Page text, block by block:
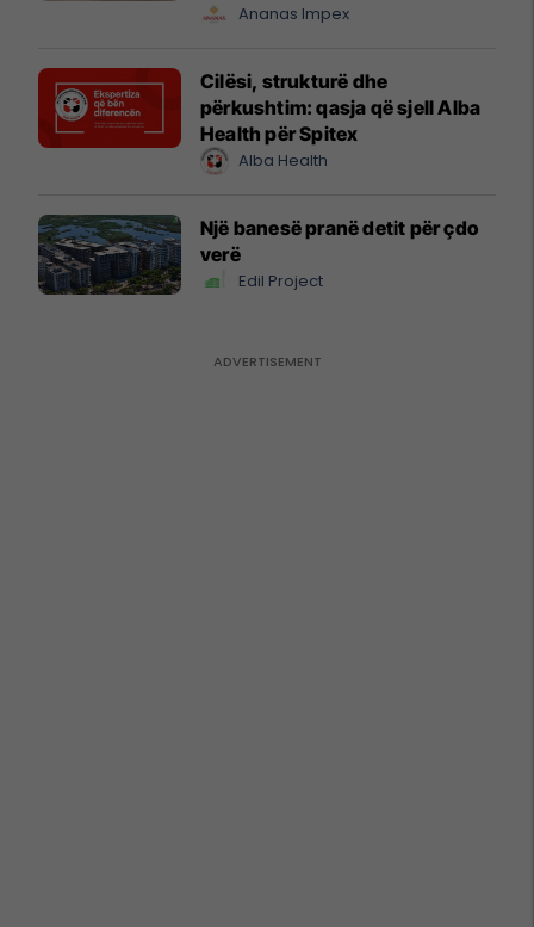
Ananas Impex
Cilësi, strukturë dhe
përkushtim: qasja që sjell Alba
Health për Spitex
Alba Health
Një banesë pranë detit për çdo
verë
Edil Project